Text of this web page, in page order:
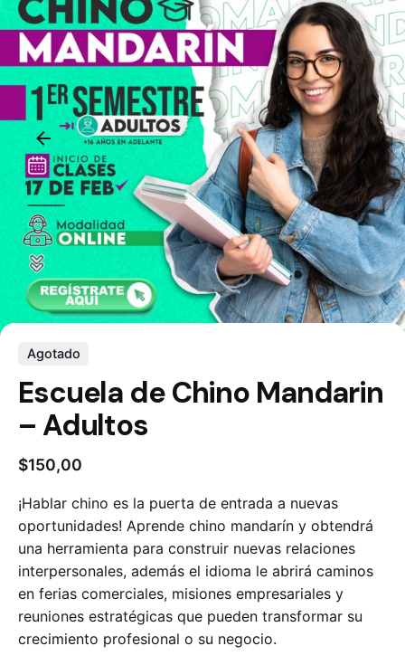
Agotado
Escuela de Chino Mandarin
– Adultos
$150,00
¡Hablar chino es la puerta de entrada a nuevas
oportunidades! Aprende chino mandarín y obtendrá
una herramienta para construir nuevas relaciones
interpersonales, además el idioma le abrirá caminos
en ferias comerciales, misiones empresariales y
reuniones estratégicas que pueden transformar su
crecimiento profesional o su negocio.